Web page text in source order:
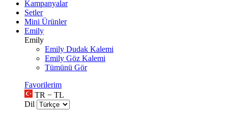
Kampanyalar
Setler
Mini Ürünler
Emily
Emily
Emily Dudak Kalemi
Emily Göz Kalemi
Tümünü Gör
Favorilerim
TR − TL
Dil